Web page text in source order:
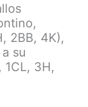
2BB, 4K),
su
3H,